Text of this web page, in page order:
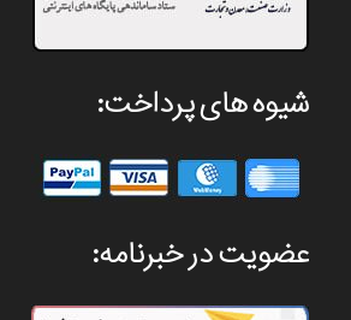
شیوه های پرداخت:
عضویت در خبرنامه: